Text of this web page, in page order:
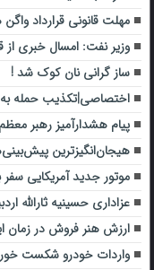
مهلت قانونی قرارداد
وزیر نفت: امسال خبری
ساز گرانی نان کوک شد !
اختصاصی|تکذیب حمله به
پیام هشدارآمیز رهبر
هیجان‌انگیزترین
موتور جدید آمریکایی سفر بین قاره‌ای
عزاداری حسینیه ثارالله
ارزش هنر فروش در زمان
واردات خودرو شکست